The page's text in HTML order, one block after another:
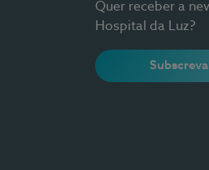
Quer receber a
Hospital da Luz?